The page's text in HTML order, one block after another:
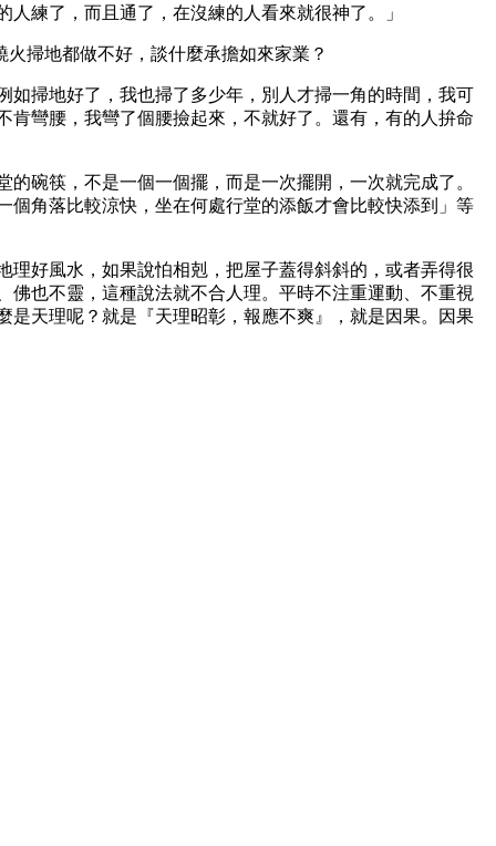
練了，而且通了，在沒練的人看來就很神了。」
掃地都做不好，談什麼承擔如來家業？
掃地好了，我也掃了多少年，別人才掃一角的時間，我可
彎腰，我彎了個腰撿起來，不就好了。還有，有的人拚命
碗筷，不是一個一個擺，而是一次擺開，一次就完成了。
角落比較涼快，坐在何處行堂的添飯才會比較快添到」等
好風水，如果說怕相剋，把屋子蓋得斜斜的，或者弄得很
也不靈，這種說法就不合人理。平時不注重運動、不重視
天理呢？就是『天理昭彰，報應不爽』，就是因果。因果